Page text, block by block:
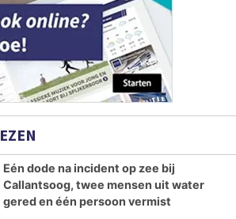
Eén dode na incident op zee bij
Callantsoog, twee mensen uit water
gered en één persoon vermist